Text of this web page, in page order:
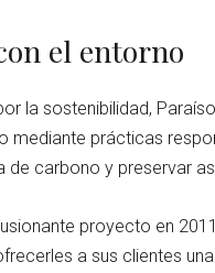
el entorno
la sostenibilidad,
mediante prácticas
de carbono y preservar
proyecto en
a sus clientes